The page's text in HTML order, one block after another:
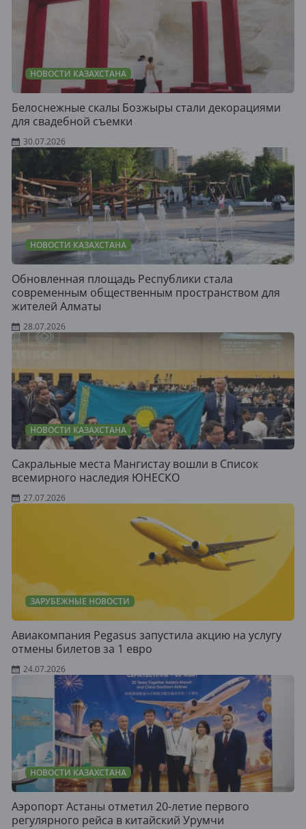
НОВОСТИ КАЗАХСТАНА
Белоснежные скалы Бозжыры стали декорациями
для свадебной съемки
30.07.2026
НОВОСТИ КАЗАХСТАНА
Обновленная площадь Республики стала
современным общественным пространством для
жителей Алматы
28.07.2026
НОВОСТИ КАЗАХСТАНА
Сакральные места Мангистау вошли в Список
всемирного наследия ЮНЕСКО
27.07.2026
ЗАРУБЕЖНЫЕ НОВОСТИ
Авиакомпания Pegasus запустила акцию на услугу
отмены билетов за 1 евро
24.07.2026
НОВОСТИ КАЗАХСТАНА
Аэропорт Астаны отметил 20-летие первого
регулярного рейса в китайский Урумчи